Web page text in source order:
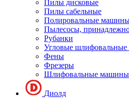
Пилы дисковые
Пилы сабельные
Полировальные
Пылесосы,
Рубанки
Угловые
Фены
Фрезеры
Шлифовальные машины
Диолд